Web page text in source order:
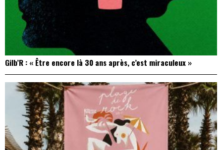
Gilb’R : « Être encore là 30 ans après, c’est miraculeux »